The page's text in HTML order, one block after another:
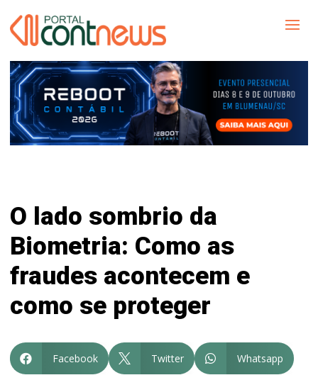
O lado sombrio da
Biometria: Como as
fraudes acontecem e
como se proteger
 Facebook  Twitter  Whatsapp